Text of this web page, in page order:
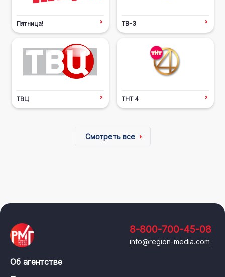
Пятница! ТВ-3
ТВЦ ТНТ 4
Смотреть все
8-800-700-45-08
info@region-media.com
Об агентстве